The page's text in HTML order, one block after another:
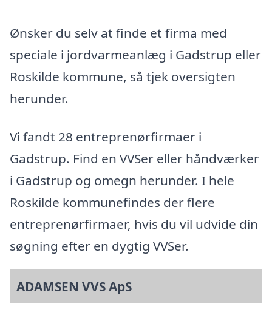
Ønsker du selv at finde et firma med
speciale i jordvarmeanlæg i Gadstrup eller
Roskilde kommune, så tjek oversigten
herunder.
Vi fandt 28 entreprenørfirmaer i
Gadstrup. Find en VVSer eller håndværker
i Gadstrup og omegn herunder. I hele
Roskilde kommunefindes der flere
entreprenørfirmaer, hvis du vil udvide din
søgning efter en dygtig VVSer.
ADAMSEN VVS ApS